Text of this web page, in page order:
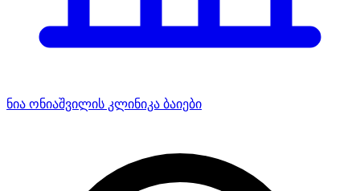
ნია ონიაშვილის კლინიკა ბაიები